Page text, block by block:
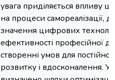
увага приділяється впливу
на процеси самореалізації,
значення цифрових
ефективності професійної
створенні умов для
розвитку і вдосконалення. У